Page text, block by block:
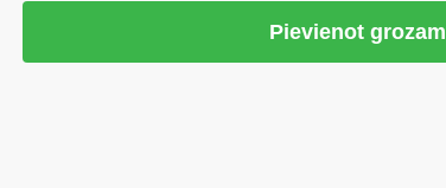
Pievienot grozam